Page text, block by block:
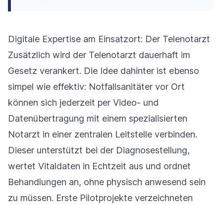
Digitale Expertise am Einsatzort: Der Telenotarzt
Zusätzlich wird der Telenotarzt dauerhaft im
Gesetz verankert. Die Idee dahinter ist ebenso
simpel wie effektiv: Notfallsanitäter vor Ort
können sich jederzeit per Video- und
Datenübertragung mit einem spezialisierten
Notarzt in einer zentralen Leitstelle verbinden.
Dieser unterstützt bei der Diagnosestellung,
wertet Vitaldaten in Echtzeit aus und ordnet
Behandlungen an, ohne physisch anwesend sein
zu müssen. Erste Pilotprojekte verzeichneten